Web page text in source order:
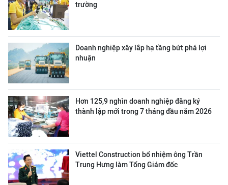
trường
Doanh nghiệp xây lắp hạ tầng bứt phá lợi
nhuận
Hơn 125,9 nghìn doanh nghiệp đăng ký
thành lập mới trong 7 tháng đầu năm 2026
Viettel Construction bổ nhiệm ông Trần
Trung Hưng làm Tổng Giám đốc